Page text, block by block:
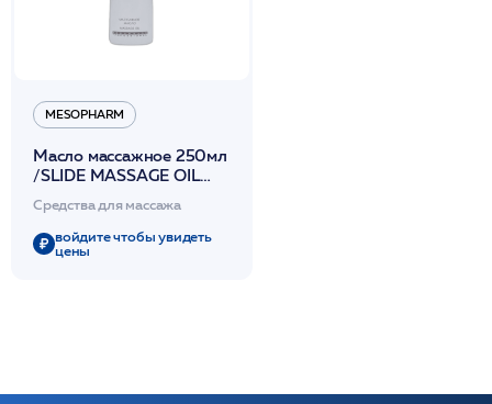
MESOPHARM
Масло массажное 250мл
/SLIDE MASSAGE OIL
Средства для массажа
войдите чтобы увидеть
цены